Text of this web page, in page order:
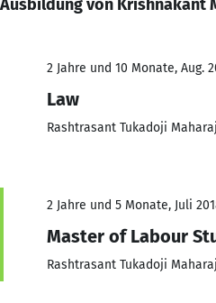
Ausbildung von Krishnakant
2 Jahre und 10 Monate, Aug.
Law
Rashtrasant Tukadoji
2 Jahre und 5 Monate, Juli
Master of Labour
Rashtrasant Tukadoji